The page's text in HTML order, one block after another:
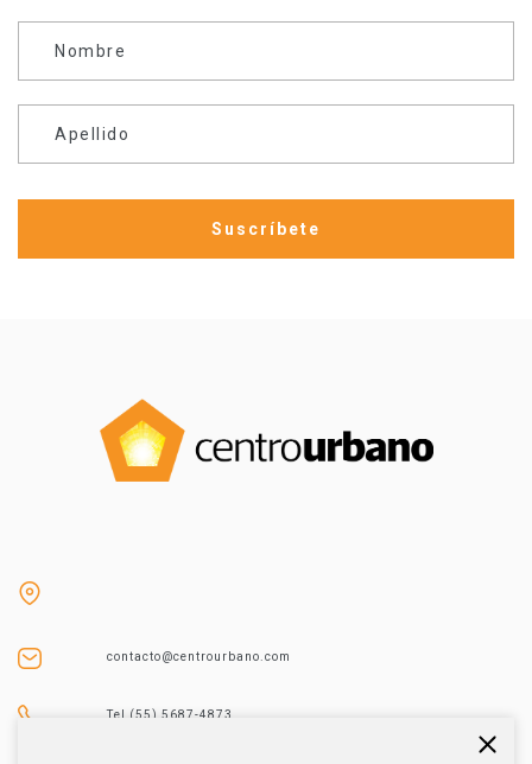
Nombre
Apellido
contacto@centrourbano.com
Tel (55) 5687-4873